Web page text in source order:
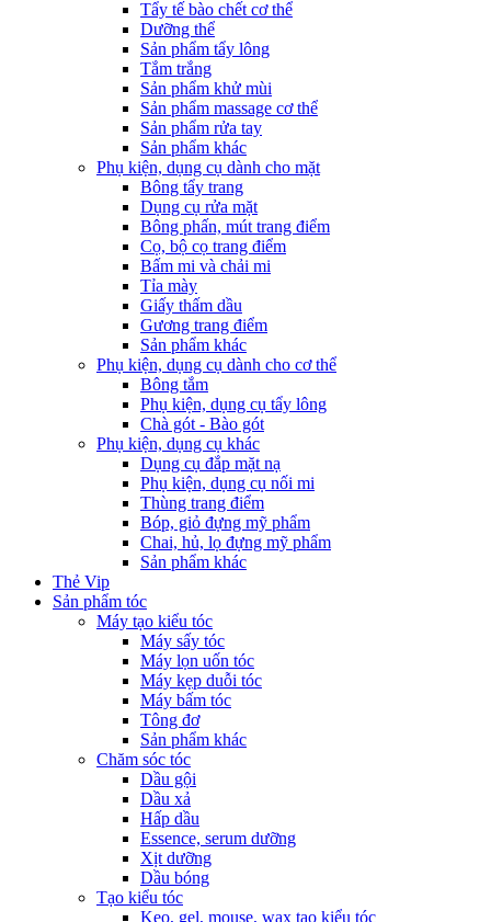
Tẩy tế bào chết cơ thể
Dưỡng thể
Sản phẩm tẩy lông
Tắm trắng
Sản phẩm khử mùi
Sản phẩm massage cơ thể
Sản phẩm rửa tay
Sản phẩm khác
Phụ kiện, dụng cụ dành cho mặt
Bông tẩy trang
Dụng cụ rửa mặt
Bông phấn, mút trang điểm
Cọ, bộ cọ trang điểm
Bấm mi và chải mi
Tỉa mày
Giấy thấm dầu
Gương trang điểm
Sản phẩm khác
Phụ kiện, dụng cụ dành cho cơ thể
Bông tắm
Phụ kiện, dụng cụ tẩy lông
Chà gót - Bào gót
Phụ kiện, dụng cụ khác
Dụng cụ đắp mặt nạ
Phụ kiện, dụng cụ nối mi
Thùng trang điểm
Bóp, giỏ đựng mỹ phẩm
Chai, hủ, lọ đựng mỹ phẩm
Sản phẩm khác
Thẻ Vip
Sản phẩm tóc
Máy tạo kiểu tóc
Máy sấy tóc
Máy lọn uốn tóc
Máy kẹp duỗi tóc
Máy bấm tóc
Tông đơ
Sản phẩm khác
Chăm sóc tóc
Dầu gội
Dầu xả
Hấp dầu
Essence, serum dưỡng
Xịt dưỡng
Dầu bóng
Tạo kiểu tóc
Keo, gel, mouse, wax tạo kiểu tóc